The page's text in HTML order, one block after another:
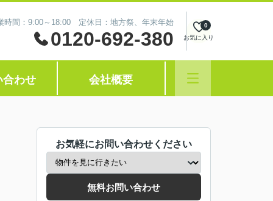
時間：9:00～18:00 定休日：地方祭、年末年始
0120-692-380 お気に入り
0
合わせ 会社概要
お気軽にお問い合わせください
無料お問い合わせ